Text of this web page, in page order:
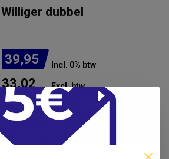
Williger dubbel
39,95 Incl. 0% btw
33,02 Excl. btw
Verwachte levertijd: 1 - 2
weken